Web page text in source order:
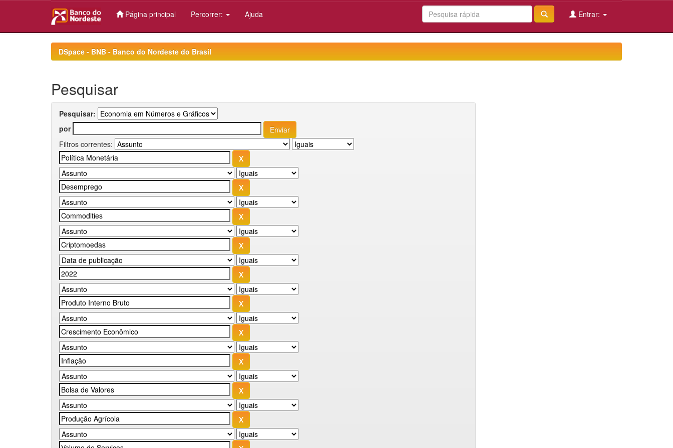
Página principal Percorrer: Ajuda Entrar:
DSpace - BNB - Banco do Nordeste do Brasil
Pesquisar
Pesquisar:
por
Filtros correntes: